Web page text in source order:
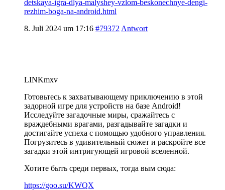
detskaya-igra-dlya-malyshey-vzlom-beskonechnye-dengi-
rezhim-boga-na-android.html
8. Juli 2024 um 17:16 #79372 Antwort
LINKmxv
Готовьтесь к захватывающему приключению в этой
задорной игре для устройств на базе Android!
Исследуйте загадочные миры, сражайтесь с
враждебными врагами, разгадывайте загадки и
достигайте успеха с помощью удобного управления.
Погрузитесь в удивительный сюжет и раскройте все
загадки этой интригующей игровой вселенной.
Хотите быть среди первых, тогда вым сюда:
https://goo.su/KWQX